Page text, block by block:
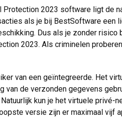
Protection 2023 software ligt de
als je bij BestSoftware een
Dus als je zonder
2023. Als criminelen
van een geïntegreerde. Het
van de verzonden gegevens
kun je het virtuele
versie zijn er maximaal vijf